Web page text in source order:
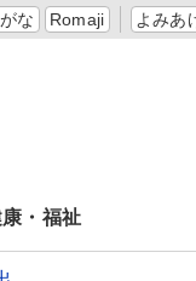
な Romaji よみあ
・福祉